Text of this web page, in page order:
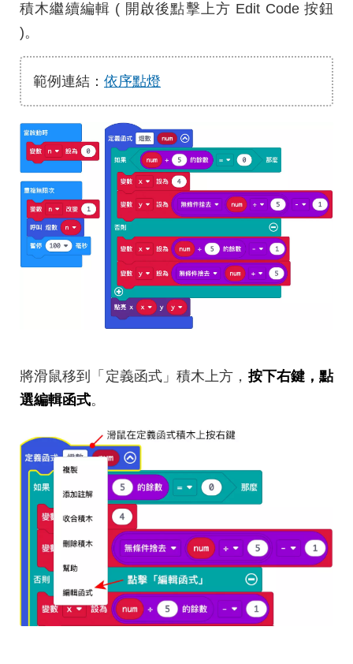
積木繼續編輯 ( 開啟後點擊上方 Edit Code 按鈕
)。
範例連結： 依序點燈
將滑鼠移到「定義函式」積木上方， 按下右鍵，點
選編輯函式。